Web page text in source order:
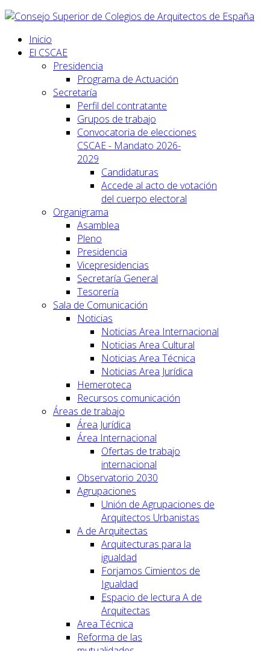
Inicio
El CSCAE
Presidencia
Programa de Actuación
Secretaría
Perfil del contratante
Grupos de trabajo
Convocatoria de elecciones
CSCAE - Mandato 2026-
2029
Candidaturas
Accede al acto de votación
del cuerpo electoral
Organigrama
Asamblea
Pleno
Presidencia
Vicepresidencias
Secretaría General
Tesorería
Sala de Comunicación
Noticias
Noticias Area Internacional
Noticias Area Cultural
Noticias Area Técnica
Noticias Area Jurídica
Hemeroteca
Recursos comunicación
Áreas de trabajo
Área Jurídica
Área Internacional
Ofertas de trabajo
internacional
Observatorio 2030
Agrupaciones
Unión de Agrupaciones de
Arquitectos Urbanistas
A de Arquitectas
Arquitecturas para la
igualdad
Forjamos Cimientos de
Igualdad
Espacio de lectura A de
Arquitectas
Area Técnica
Reforma de las